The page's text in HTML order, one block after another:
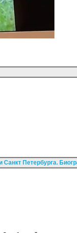
Санкт Петербурга.